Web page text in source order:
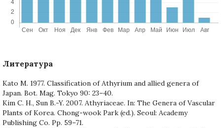
Литература
Kato M. 1977. Classification of Athyrium and allied genera of
Japan. Bot. Mag. Tokyo 90: 23–40.
Kim C. H., Sun B.-Y. 2007. Athyriaceae. In: The Genera of Vascular
Plants of Korea. Chong-wook Park (ed.). Seoul: Academy
Publishing Co. Pp. 59–71.